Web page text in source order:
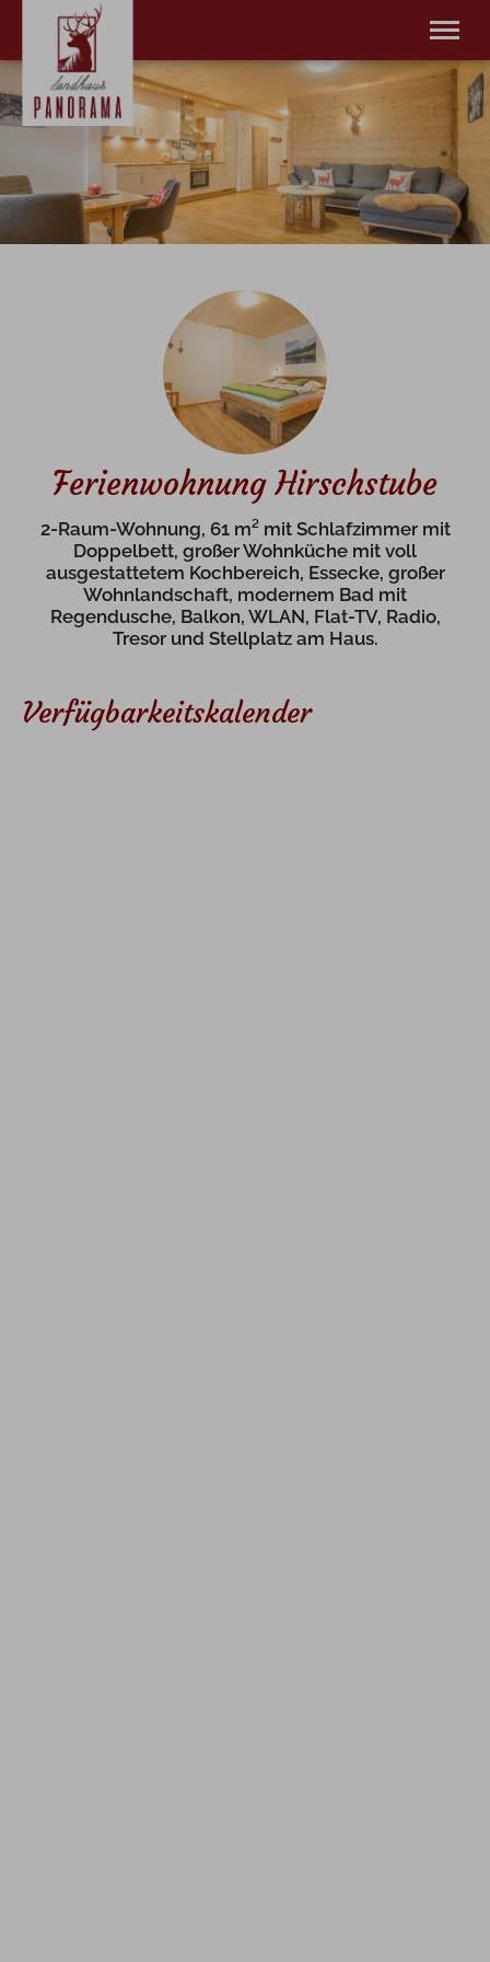
Willkommen
Wohnungen
Bad Hindelang Plus
Buchung
Ferienwohnung Hirschstube
2-Raum-Wohnung, 61 m² mit Schlafzimmer mit
Doppelbett, großer Wohnküche mit voll
ausgestattetem Kochbereich, Essecke, großer
Wohnlandschaft, modernem Bad mit
Regendusche, Balkon, WLAN, Flat-TV, Radio,
Tresor und Stellplatz am Haus.
Verfügbarkeitskalender